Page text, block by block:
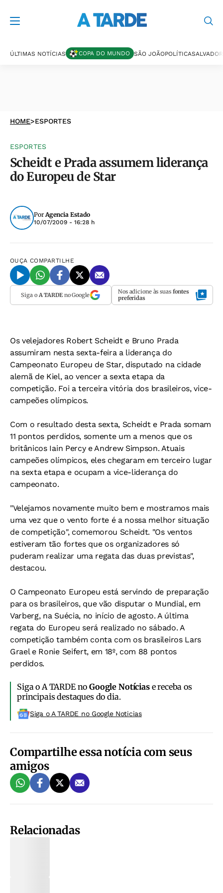
ÚLTIMAS NOTÍCIAS COPA DO MUNDO SÃO JOÃOPOLÍTICASALVADOR
HOME>ESPORTES
ESPORTES
Scheidt e Prada assumem liderança
do Europeu de Star
PorAgencia Estado
10/07/2009 - 16:28 h
OUÇA COMPARTILHE
Siga o A TARDEno Google Nos adicione às suas fontes
preferidas
Os velejadores Robert Scheidt e Bruno Prada
assumiram nesta sexta-feira a liderança do
Campeonato Europeu de Star, disputado na cidade
alemã de Kiel, ao vencer a sexta etapa da
competição. Foi a terceira vitória dos brasileiros, vice-
campeões olímpicos.
Com o resultado desta sexta, Scheidt e Prada somam
11 pontos perdidos, somente um a menos que os
britânicos Iain Percy e Andrew Simpson. Atuais
campeões olímpicos, eles chegaram em terceiro lugar
na sexta etapa e ocupam a vice-liderança do
campeonato.
"Velejamos novamente muito bem e mostramos mais
uma vez que o vento forte é a nossa melhor situação
de competição", comemorou Scheidt. "Os ventos
estiveram tão fortes que os organizadores só
puderam realizar uma regata das duas previstas",
destacou.
O Campeonato Europeu está servindo de preparação
para os brasileiros, que vão disputar o Mundial, em
Varberg, na Suécia, no início de agosto. A última
regata do Europeu será realizado no sábado. A
competição também conta com os brasileiros Lars
Grael e Ronie Seifert, em 18º, com 88 pontos
perdidos.
Siga o A TARDE noGoogle Notíciase receba os
principais destaques do dia.
Siga o A TARDE no Google Noticias
Compartilhe essa notícia com seus
amigos
Relacionadas